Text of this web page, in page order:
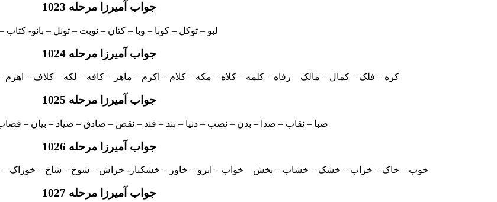
جواب آمیرزا مرحله 1023
لبو – توکل – کوبا – وبا – کتان – نوبت – تونل – بانو- کتاب
جواب آمیرزا مرحله 1024
کره – فلک – کمال – مالک – رفاه – کلمه – کلاه – مکه – کلام – اکرم – ماهر – کافه – لکه – کلاف –
جواب آمیرزا مرحله 1025
صبا – نقاب – صدا – بدن – نصب – دنیا – بند – قند – نقص – صادق – صیاد – بیان –
جواب آمیرزا مرحله 1026
خوب – خاک – خراب – خشک – خشاب – بخش – خواب – ابرو – خاور – خشکبار- خراش – شوخ – شاخ – خوراک
جواب آمیرزا مرحله 1027